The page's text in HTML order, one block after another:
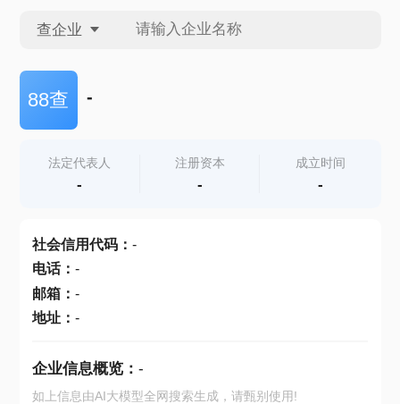
查企业
查企业
查产地
88查 -
法定代表人
-
注册资本
-
成立时间
-
社会信用代码： -
电话： -
邮箱： -
地址： -
企业信息概览： -
如上信息由AI大模型全网搜索生成，请甄别使用!